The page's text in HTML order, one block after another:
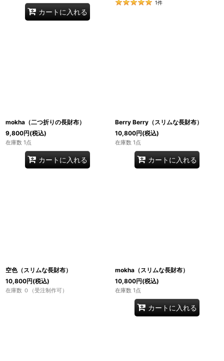
カートに入れる
1件
mokha（二つ折りの長財布）
9,800円(税込)
在庫数 1点
カートに入れる
Berry Berry（スリムな長財布）
10,800円(税込)
在庫数 1点
カートに入れる
空色（スリムな長財布）
10,800円(税込)
在庫数 ０（受注制作可）
mokha（スリムな長財布）
10,800円(税込)
在庫数 1点
カートに入れる